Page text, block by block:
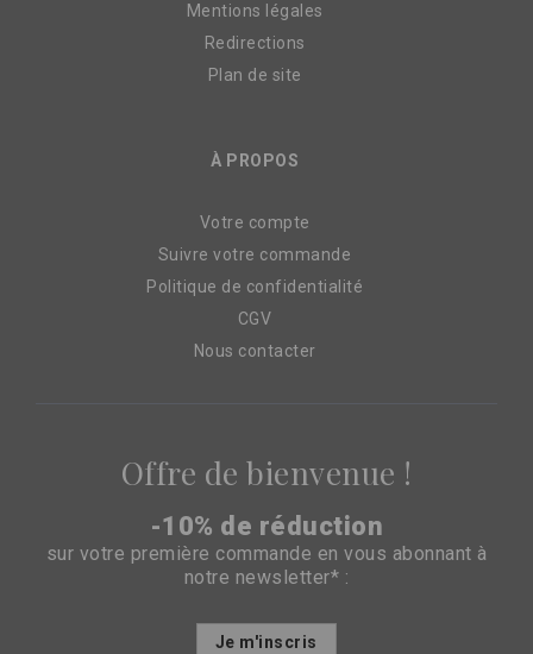
Mentions légales
Redirections
Plan de site
À PROPOS
Votre compte
Suivre votre commande
Politique de confidentialité
CGV
Nous contacter
Offre de bienvenue !
-10% de réduction
sur votre première commande en vous abonnant à
notre newsletter* :
Inscription
Je m'inscris